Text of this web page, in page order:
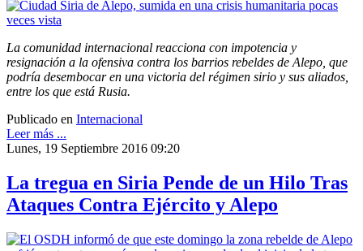
La comunidad internacional reacciona con impotencia y
resignación a la ofensiva contra los barrios rebeldes de Alepo, que
podría desembocar en una victoria del régimen sirio y sus aliados,
entre los que está Rusia.
Publicado en Internacional
Leer más ...
Lunes, 19 Septiembre 2016 09:20
La tregua en Siria Pende de un Hilo Tras
Ataques Contra Ejército y Alepo